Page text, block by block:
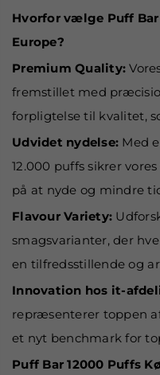
Hvorfor vælge Puff Bar
Europe?
Premium Quality:
fremstillet med
forpligtelse til kvalitet,
Udvidet nydelse: Med
12.000 puffs sikrer
på at nyde og mindre
Flavour Variety:
smagsvarianter, der
en tilfredsstillende og
Innovation hos it-
repræsenterer toppen
et nyt benchmark for
Puff Bar 12000 Puffs